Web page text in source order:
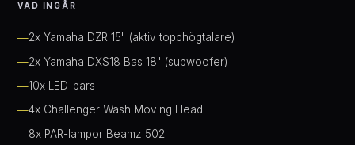
VAD INGÅR
2x Yamaha DZR 15" (aktiv topphögtalare)
2x Yamaha DXS18 Bas 18" (subwoofer)
10x LED-bars
4x Challenger Wash Moving Head
8x PAR-lampor Beamz 502